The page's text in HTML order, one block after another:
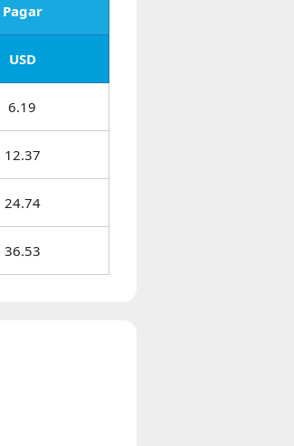
Pagar
USD
6.19
12.37
24.74
36.53